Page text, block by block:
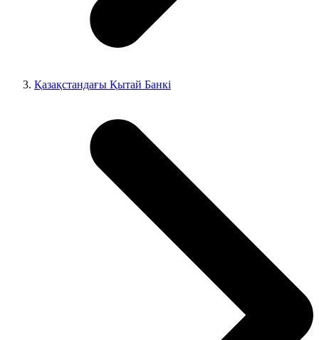
Қазақстандағы Қытай Банкі